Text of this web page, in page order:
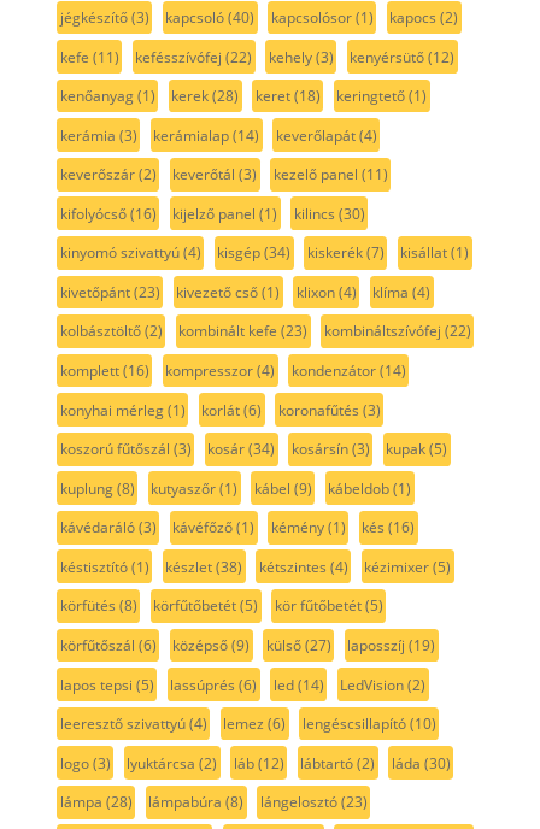
jégkészítő(3) kapcsoló(40) kapcsolósor(1) kapocs (2)
kefe (11) kefésszívófej (22) kehely(3) kenyérsütő(12)
kenőanyag(1) kerek(28) keret(18) keringtető(1)
kerámia (3) kerámialap(14) keverőlapát(4)
keverőszár(2) keverőtál (3) kezelő panel (11)
kifolyócső(16) kijelző panel (1) kilincs (30)
kinyomó szivattyú(4) kisgép(34) kiskerék(7) kisállat(1)
kivetőpánt(23) kivezető cső(1) klixon(4) klíma (4)
kolbásztöltő(2) kombinált kefe (23) kombináltszívófej (22)
komplett(16) kompresszor(4) kondenzátor(14)
konyhai mérleg(1) korlát(6) koronafűtés (3)
koszorú fűtőszál (3) kosár(34) kosársín(3) kupak(5)
kuplung(8) kutyaszőr(1) kábel (9) kábeldob(1)
kávédaráló(3) kávéfőző(1) kémény(1) kés (16)
késtisztító(1) készlet(38) kétszintes (4) kézimixer(5)
körfütés (8) körfűtőbetét(5) kör fűtőbetét(5)
körfűtőszál (6) középső(9) külső(27) laposszíj (19)
lapos tepsi (5) lassúprés (6) led(14) LedVision(2)
leeresztő szivattyú(4) lemez (6) lengéscsillapító(10)
logo(3) lyuktárcsa (2) láb(12) lábtartó(2) láda (30)
lámpa (28) lámpabúra (8) lángelosztó(23)